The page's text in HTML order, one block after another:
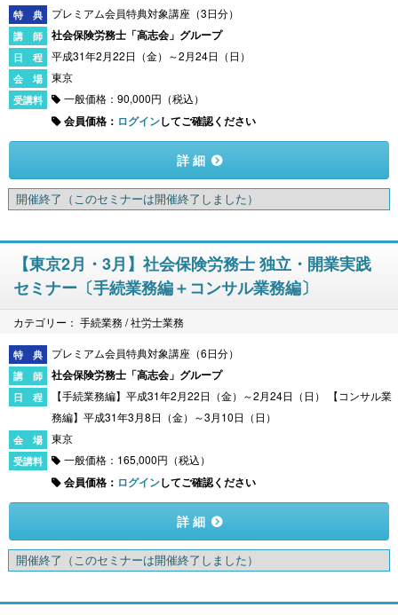
プレミアム会員特典対象講座（3日分）
社会保険労務士「高志会」グループ
平成31年2月22日（金）～2月24日（日）
東京
一般価格：90,000円（税込）
会員価格： ログインしてご確認ください
詳 細
開催終了 （このセミナーは開催終了しました）
【東京2月・3月】社会保険労務士 独立・開業実践
セミナー〔手続業務編＋コンサル業務編〕
カテゴリー： 手続業務 / 社労士業務
プレミアム会員特典対象講座（6日分）
社会保険労務士「高志会」グループ
【手続業務編】平成31年2月22日（金）～2月24日（日） 【コンサル業
務編】平成31年3月8日（金）～3月10日（日）
東京
一般価格：165,000円（税込）
会員価格： ログインしてご確認ください
詳 細
開催終了 （このセミナーは開催終了しました）